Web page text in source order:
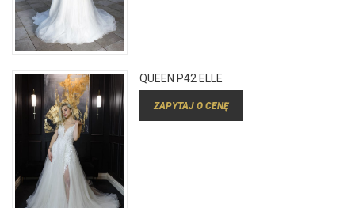
QUEEN P42 ELLE
ZAPYTAJ O CENĘ